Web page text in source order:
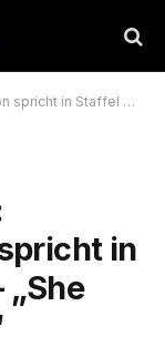
– „She Can’t Catch a Break“
in